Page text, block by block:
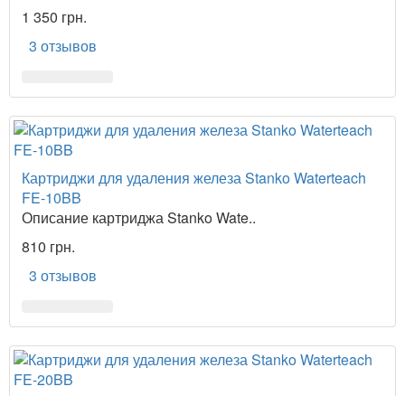
1 350 грн.
3 отзывов
Картриджи для удаления железа Stanko Waterteach
FE-10BB
Описание картриджа Stanko Wate..
810 грн.
3 отзывов